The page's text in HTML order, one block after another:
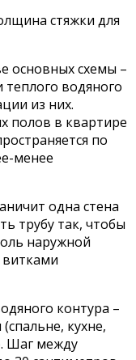
стяжки для
основных схемы –
теплого водяного
из них.
полов в квартире
по
менее
одна стена
трубу так, чтобы
наружной
витками
контура –
кухне,
Шаг между